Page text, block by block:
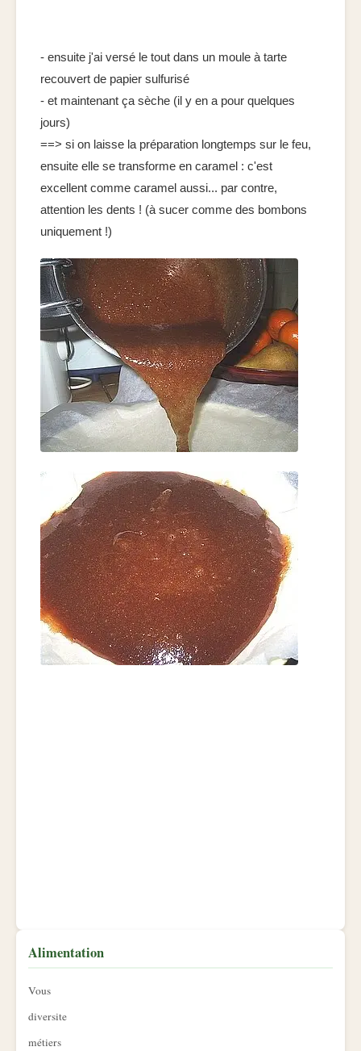
- ensuite j'ai versé le tout dans un moule à tarte
recouvert de papier sulfurisé
- et maintenant ça sèche (il y en a pour quelques
jours)
==> si on laisse la préparation longtemps sur le feu,
ensuite elle se transforme en caramel : c'est
excellent comme caramel aussi... par contre,
attention les dents ! (à sucer comme des bombons
uniquement !)
Alimentation
Vous
diversite
métiers